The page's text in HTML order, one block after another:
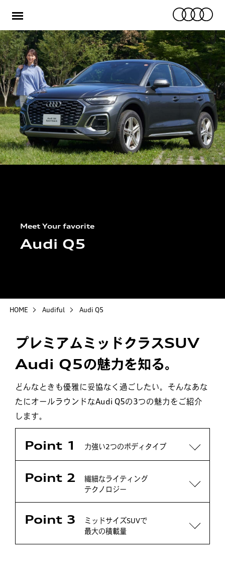
メ
ニ
ュ
ー
ご購入を検討の方
オーナーの方
キャンペーン/イベント
スペシャルコンテンツ
認定中古車
最新モデル
Meet Your favorite
Audi Q5
HOME Audiful Audi Q5
プレミアムミッドクラスSUV
Audi Q5の魅力を知る。
どんなときも優雅に妥協なく過ごしたい。そんなあな
たにオールラウンドなAudi Q5の3つの魅力をご紹介
します。
Point 1 力強い2つのボディタイプ
Point 2
繊細なライティング
テクノロジー
Point 3
ミッドサイズSUVで
最大の積載量